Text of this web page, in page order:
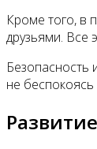
Кроме того, в
друзьями. Все
Безопасность
не